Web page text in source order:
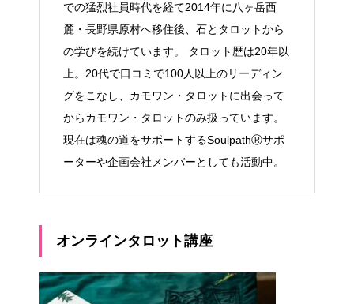
での猛烈社員時代を経て2014年に八ヶ岳西
麓・長野県原村へ移住後、石とタロットから
の学びを続けています。 タロット歴は20年以
上。20代で口コミで100人以上のリーディン
グをこなし、カモワン・タロットに出会って
からカモワン・タロットのみ扱っています。
現在は魂の道をサポートするSoulpathⓇサポ
ーターや企画会社メンバーとしても活動中。
オンラインタロット講座